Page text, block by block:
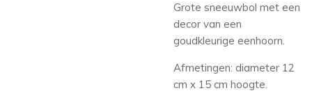
Grote sneeuwbol met een
decor van een
goudkleurige eenhoorn.
Afmetingen: diameter 12
cm x 15 cm hoogte.